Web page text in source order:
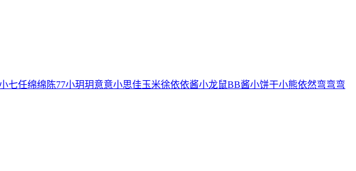
七任绵绵 陈77小玥玥意意小思佳玉米徐依依酱小龙鼠BB酱小饼干小熊依然弯弯弯